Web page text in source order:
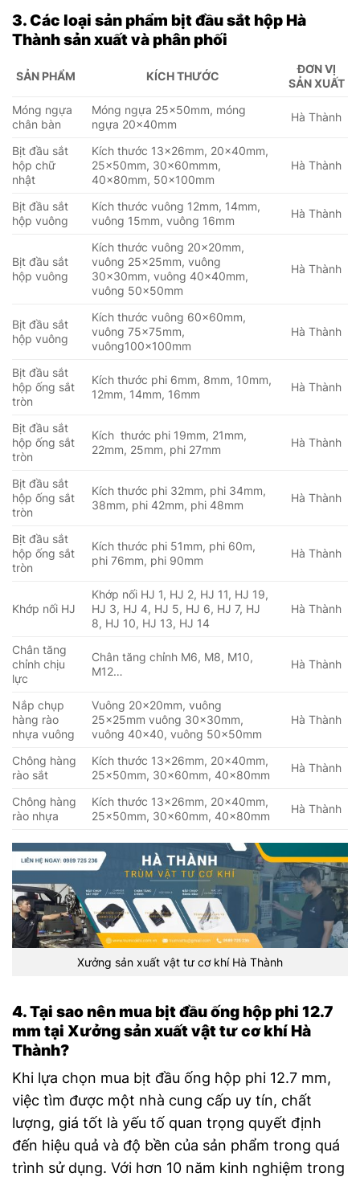
3. Các loại sản phẩm bịt đầu sắt hộp Hà
Thành sản xuất và phân phối
SẢN PHẨM KÍCH THƯỚC
ĐƠN VỊ
SẢN XUẤT
Móng ngựa
chân bàn
Móng ngựa 25x50mm, móng
ngựa 20x40mm
Hà Thành
Bịt đầu sắt
hộp chữ
nhật
Kích thước 13x26mm, 20x40mm,
25x50mm, 30x60mmm,
40x80mm, 50x100mm
Hà Thành
Bịt đầu sắt
hộp vuông
Kích thước vuông 12mm, 14mm,
vuông 15mm, vuông 16mm
Hà Thành
Bịt đầu sắt
hộp vuông
Kích thước vuông 20x20mm,
vuông 25x25mm, vuông
30x30mm, vuông 40x40mm,
vuông 50x50mm
Hà Thành
Bịt đầu sắt
hộp vuông
Kích thước vuông 60x60mm,
vuông 75x75mm,
vuông100x100mm
Hà Thành
Bịt đầu sắt
hộp ống sắt
tròn
Kích thước phi 6mm, 8mm, 10mm,
12mm, 14mm, 16mm
Hà Thành
Bịt đầu sắt
hộp ống sắt
tròn
Kích thước phi 19mm, 21mm,
22mm, 25mm, phi 27mm
Hà Thành
Bịt đầu sắt
hộp ống sắt
tròn
Kích thước phi 32mm, phi 34mm,
38mm, phi 42mm, phi 48mm
Hà Thành
Bịt đầu sắt
hộp ống sắt
tròn
Kích thước phi 51mm, phi 60m,
phi 76mm, phi 90mm
Hà Thành
Khớp nối HJ
Khớp nối HJ 1, HJ 2, HJ 11, HJ 19,
HJ 3, HJ 4, HJ 5, HJ 6, HJ 7, HJ
8, HJ 10, HJ 13, HJ 14
Hà Thành
Chân tăng
chỉnh chịu
lực
Chân tăng chỉnh M6, M8, M10,
M12…
Hà Thành
Nắp chụp
hàng rào
nhựa vuông
Vuông 20x20mm, vuông
25x25mm vuông 30x30mm,
vuông 40×40, vuông 50x50mm
Hà Thành
Chông hàng
rào sắt
Kích thước 13x26mm, 20x40mm,
25x50mm, 30x60mm, 40x80mm
Hà Thành
Chông hàng
rào nhựa
Kích thước 13x26mm, 20x40mm,
25x50mm, 30x60mm, 40x80mm
Hà Thành
Xưởng sản xuất vật tư cơ khí Hà Thành
4. Tại sao nên mua bịt đầu ống hộp phi 12.7
mm tại Xưởng sản xuất vật tư cơ khí Hà
Thành?
Khi lựa chọn mua bịt đầu ống hộp phi 12.7 mm,
việc tìm được một nhà cung cấp uy tín, chất
lượng, giá tốt là yếu tố quan trọng quyết định
đến hiệu quả và độ bền của sản phẩm trong quá
trình sử dụng. Với hơn 10 năm kinh nghiệm trong